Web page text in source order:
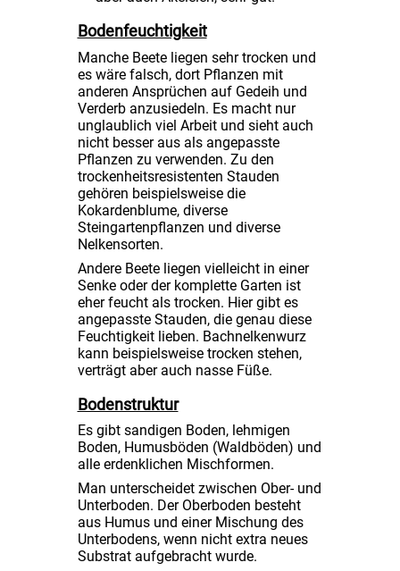
Bodenfeuchtigkeit
Manche Beete liegen sehr trocken und
es wäre falsch, dort Pflanzen mit
anderen Ansprüchen auf Gedeih und
Verderb anzusiedeln. Es macht nur
unglaublich viel Arbeit und sieht auch
nicht besser aus als angepasste
Pflanzen zu verwenden. Zu den
trockenheitsresistenten Stauden
gehören beispielsweise die
Kokardenblume, diverse
Steingartenpflanzen und diverse
Nelkensorten.
Andere Beete liegen vielleicht in einer
Senke oder der komplette Garten ist
eher feucht als trocken. Hier gibt es
angepasste Stauden, die genau diese
Feuchtigkeit lieben. Bachnelkenwurz
kann beispielsweise trocken stehen,
verträgt aber auch nasse Füße.
Bodenstruktur
Es gibt sandigen Boden, lehmigen
Boden, Humusböden (Waldböden) und
alle erdenklichen Mischformen.
Man unterscheidet zwischen Ober- und
Unterboden. Der Oberboden besteht
aus Humus und einer Mischung des
Unterbodens, wenn nicht extra neues
Substrat aufgebracht wurde.